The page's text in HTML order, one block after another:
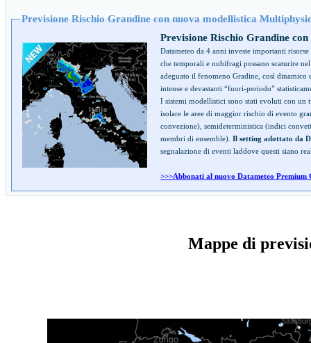
Previsione Rischio Grandine con nuova modellistica
Previsione Rischio Grandine
Datameteo da 4 anni investe importanti
che temporali e nubifragi possano scaturire
adeguato il fenomeno Gradine, così
intense e devastanti “fuori-periodo”
I sistemi modellistici sono stati evoluti con un
isolare le aree di maggior rischio di evento
convezione), semideterministica (indici
membri di ensemble). Il setting adottato da
segnalazione di eventi laddove questi siano
>>>Abbonati al nuovo Datameteo
Mappe di